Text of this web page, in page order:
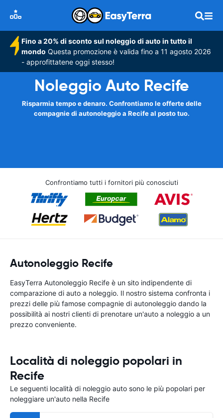
Fino a 20% di sconto sul noleggio di auto in tutto il
mondo Questa promozione è valida fino a 11 agosto 2026
- approfittatene oggi stesso!
Noleggio Auto Recife
Risparmia tempo e denaro. Confrontiamo le offerte delle
compagnie di autonoleggio a Recife al posto tuo.
Confrontiamo tutti i fornitori più conosciuti
Autonoleggio Recife
EasyTerra Autonoleggio Recife è un sito indipendente di
comparazione di auto a noleggio. Il nostro sistema confronta i
prezzi delle più famose compagnie di autonoleggio dando la
possibilità ai nostri clienti di prenotare un'auto a noleggio a un
prezzo conveniente.
Località di noleggio popolari in
Recife
Le seguenti località di noleggio auto sono le più popolari per
noleggiare un'auto nella Recife